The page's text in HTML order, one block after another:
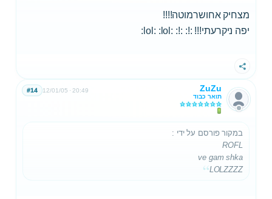
מצחיק אחושרמוטה!!!!
יפה ניקרעתי!!! :!: :!: :lol: :lol:
שתף
ZuZu
תואר כבוד
12/01/05 20:49
#14
במקור פורסם על ידי :
ROFL
ve gam shka
LOLZZZZ